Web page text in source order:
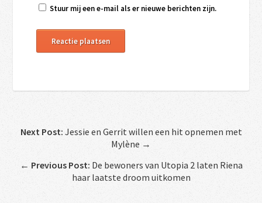
Stuur mij een e-mail als er nieuwe berichten zijn.
Next Post: Jessie en Gerrit willen een hit opnemen met
Mylène →
← Previous Post: De bewoners van Utopia 2 laten Riena
haar laatste droom uitkomen